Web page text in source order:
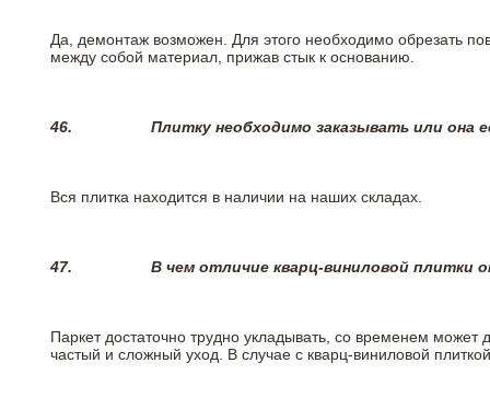
Да, демонтаж возможен. Для этого необходимо обрезать
между собой материал, прижав стык к основанию.
46. Плитку необходимо заказывать или она
Вся плитка находится в наличии на наших складах.
47. В чем отличие кварц-виниловой плитки
Паркет достаточно трудно укладывать, со временем
частый и сложный уход. В случае с кварц-виниловой